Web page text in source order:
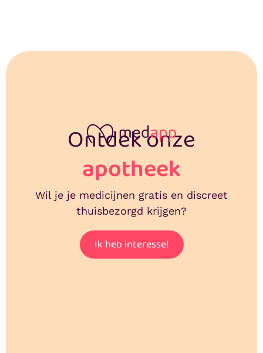
Ontdek onze
apotheek
Wil je je medicijnen gratis en discreet
thuisbezorgd krijgen?
Ik heb interesse!